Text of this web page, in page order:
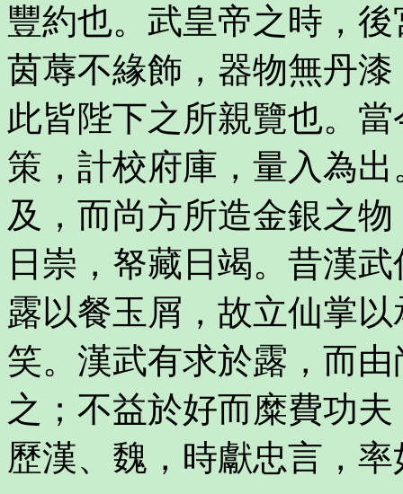
豐約也。武皇帝之時，
茵蓐不緣飾，器物無丹
此皆陛下之所親覽也。
策，計校府庫，量入為
及，而尚方所造金銀之
日崇，帑藏日竭。昔漢
露以餐玉屑，故立仙掌
笑。漢武有求於露，而
之；不益於好而糜費功
歷漢、魏，時獻忠言，